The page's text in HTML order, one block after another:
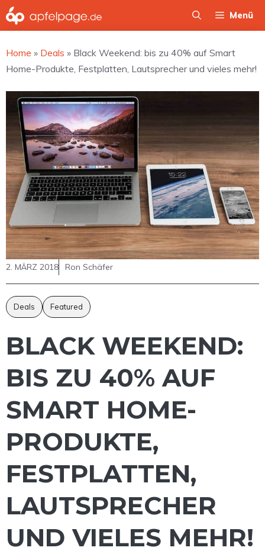
Zum
Inhalt
Menü
Home » Deals » Black Weekend: bis zu 40% auf Smart
Home-Produkte, Festplatten, Lautsprecher und vieles mehr!
2. MÄRZ 2018 Ron Schäfer
Deals Featured
BLACK WEEKEND:
BIS ZU 40% AUF
SMART HOME-
PRODUKTE,
FESTPLATTEN,
LAUTSPRECHER
UND VIELES MEHR!